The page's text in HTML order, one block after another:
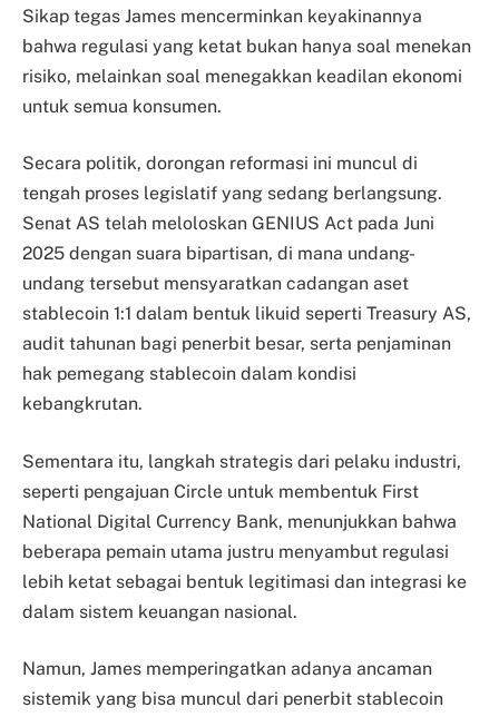
Sikap tegas James mencerminkan keyakinannya
bahwa regulasi yang ketat bukan hanya soal menekan
risiko, melainkan soal menegakkan keadilan ekonomi
untuk semua konsumen.
Secara politik, dorongan reformasi ini muncul di
tengah proses legislatif yang sedang berlangsung.
Senat AS telah meloloskan GENIUS Act pada Juni
2025 dengan suara bipartisan, di mana undang-
undang tersebut mensyaratkan cadangan aset
stablecoin 1:1 dalam bentuk likuid seperti Treasury AS,
audit tahunan bagi penerbit besar, serta penjaminan
hak pemegang stablecoin dalam kondisi
kebangkrutan.
Sementara itu, langkah strategis dari pelaku industri,
seperti pengajuan Circle untuk membentuk First
National Digital Currency Bank, menunjukkan bahwa
beberapa pemain utama justru menyambut regulasi
lebih ketat sebagai bentuk legitimasi dan integrasi ke
dalam sistem keuangan nasional.
Namun, James memperingatkan adanya ancaman
sistemik yang bisa muncul dari penerbit stablecoin